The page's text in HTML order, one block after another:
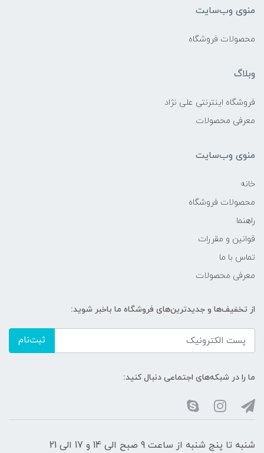
منوی وب‌سایت
محصولات فروشگاه
وبلاگ
فروشگاه اینترنتی علی نژاد
معرفی محصولات
منوی وب‌سایت
خانه
محصولات فروشگاه
راهنما
قوانین و مقررات
تماس با ما
معرفی محصولات
از تخفیف‌ها و جدیدترین‌های فروشگاه ما باخبر شوید:
ثبت‌نام
ما را در شبکه‌های اجتماعی دنبال کنید:
شنبه تا پنج شنبه از ساعت 9 صبح الی 14 و 17 الی 21